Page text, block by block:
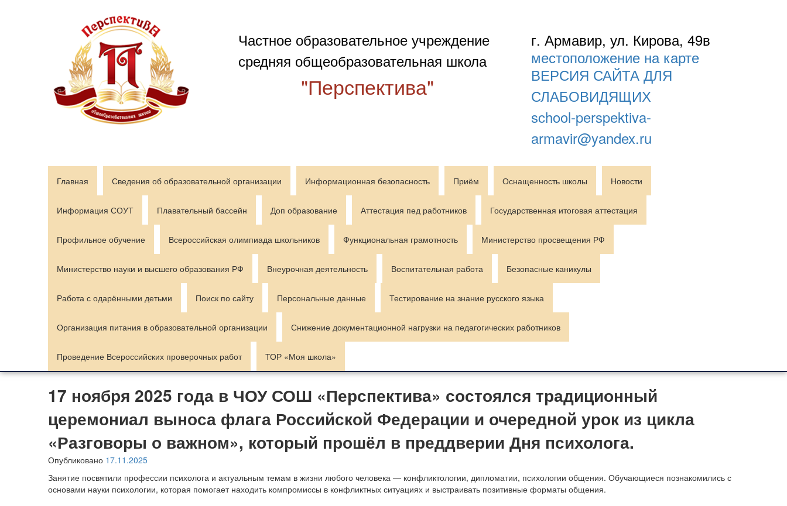
Частное образовательное учреждение
средняя общеобразовательная школа
"Перспектива"
г. Армавир, ул. Кирова, 49в
местоположение на карте
ВЕРСИЯ САЙТА ДЛЯ
СЛАБОВИДЯЩИХ
school-perspektiva-
armavir@yandex.ru
Главная Сведения об образовательной организации Информационная безопасность Приём Оснащенность школы Новости
Информация СОУТ Плавательный бассейн Доп образование Аттестация пед работников Государственная итоговая аттестация
Профильное обучение Всероссийская олимпиада школьников Функциональная грамотность Министерство просвещения РФ
Министерство науки и высшего образования РФ Внеурочная деятельность Воспитательная работа Безопасные каникулы
Работа с одарёнными детьми Поиск по сайту Персональные данные Тестирование на знание русского языка
Организация питания в образовательной организации Снижение документационной нагрузки на педагогических работников
Проведение Всероссийских проверочных работ ТОР «Моя школа»
17 ноября 2025 года в ЧОУ СОШ «Перспектива» состоялся традиционный
церемониал выноса флага Российской Федерации и очередной урок из цикла
«Разговоры о важном», который прошёл в преддверии Дня психолога.
Опубликовано 17.11.2025
Занятие посвятили профессии психолога и актуальным темам в жизни любого человека — конфликтологии, дипломатии, психологии общения. Обучающиеся познакомились с
основами науки психологии, которая помогает находить компромиссы в конфликтных ситуациях и выстраивать позитивные форматы общения.